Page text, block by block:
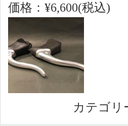
価格：¥6,600(税込)
カテゴリ